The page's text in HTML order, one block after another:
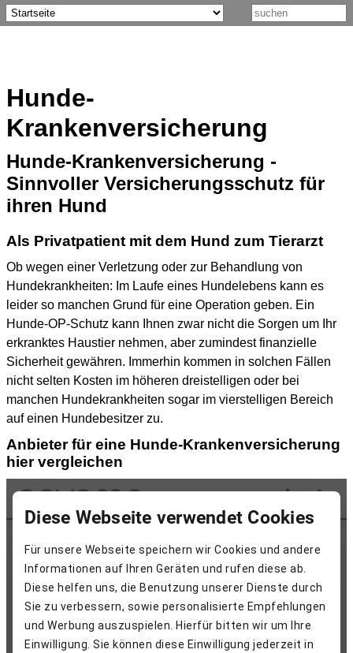
Hunde-
Krankenversicherung
Hunde-Krankenversicherung -
Sinnvoller Versicherungsschutz für
ihren Hund
Als Privatpatient mit dem Hund zum Tierarzt
Ob wegen einer Verletzung oder zur Behandlung von
Hundekrankheiten: Im Laufe eines Hundelebens kann es
leider so manchen Grund für eine Operation geben. Ein
Hunde-OP-Schutz kann Ihnen zwar nicht die Sorgen um Ihr
erkranktes Haustier nehmen, aber zumindest finanzielle
Sicherheit gewähren. Immerhin kommen in solchen Fällen
nicht selten Kosten im höheren dreistelligen oder bei
manchen Hundekrankheiten sogar im vierstelligen Bereich
auf einen Hundebesitzer zu.
Anbieter für eine Hunde-Krankenversicherung
hier vergleichen